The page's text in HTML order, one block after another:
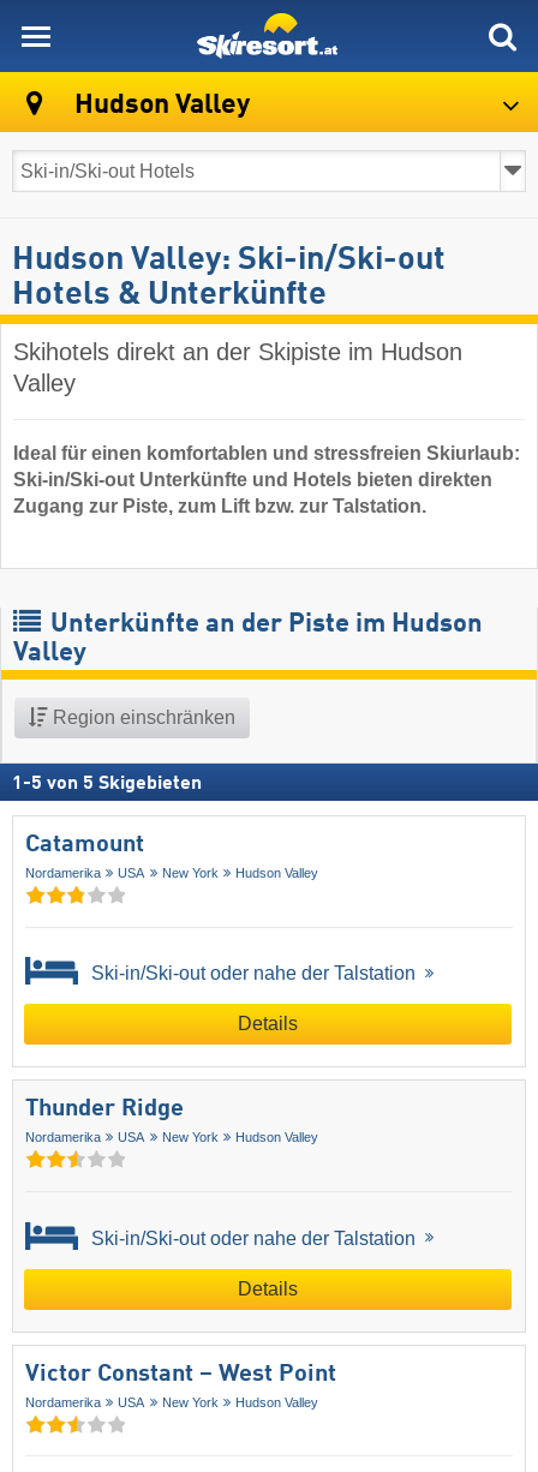
Hudson Valley
Hudson Valley: Ski-in/Ski-out
Hotels & Unterkünfte
Skihotels direkt an der Skipiste im Hudson
Valley
Ideal für einen komfortablen und stressfreien Skiurlaub:
Ski-in/Ski-out Unterkünfte und Hotels bieten direkten
Zugang zur Piste, zum Lift bzw. zur Talstation.
Unterkünfte an der Piste im Hudson
Valley
Region einschränken
1 -5 von 5 Skigebieten
Catamount
Nordamerika USA New York Hudson Valley
Ski-in/Ski-out oder nahe der Talstation
Details
Thunder Ridge
Nordamerika USA New York Hudson Valley
Ski-in/Ski-out oder nahe der Talstation
Details
Victor Constant – West Point
Nordamerika USA New York Hudson Valley